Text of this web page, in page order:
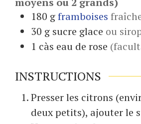
180 gframboises
30 g sucre glace ou
1 càs eau de rose
INSTRUCTIONS
Presser les citrons
deux petits), ajouter le